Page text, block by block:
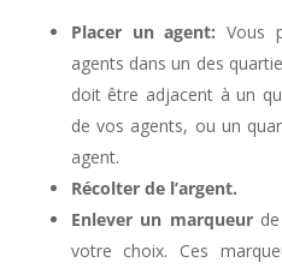
Placer un agent: Vous
agents dans un des
doit être adjacent à un
de vos agents, ou un
agent.
Récolter de l’argent.
Enlever un marqueurde
votre choix. Ces